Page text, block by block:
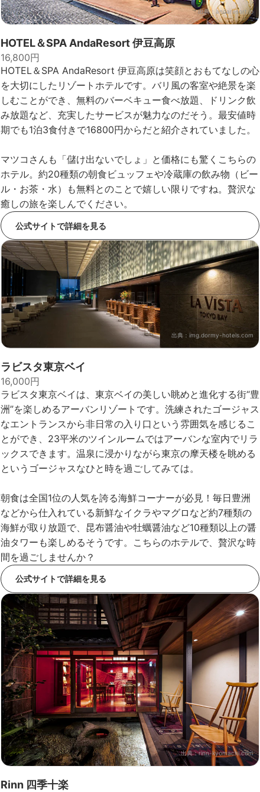
出典：andaresort.jp
HOTEL＆SPA AndaResort 伊豆高原
16,800円
HOTEL＆SPA AndaResort 伊豆高原は笑顔とおもてなしの心
を大切にしたリゾートホテルです。バリ風の客室や絶景を楽
しむことができ、無料のバーベキュー食べ放題、ドリンク飲
み放題など、充実したサービスが魅力なのだそう。最安値時
期でも1泊3食付きで16800円からだと紹介されていました。
マツコさんも「儲け出ないでしょ」と価格にも驚くこちらの
ホテル。約20種類の朝食ビュッフェや冷蔵庫の飲み物（ビー
ル・お茶・水）も無料とのことで嬉しい限りですね。贅沢な
癒しの旅を楽しんでください。
公式サイトで詳細を見る
出典： img.dormy-hotels.com
ラビスタ東京ベイ
16,000円
ラビスタ東京ベイは、東京ベイの美しい眺めと進化する街“豊
洲”を楽しめるアーバンリゾートです。洗練されたゴージャス
なエントランスから非日常の入り口という雰囲気を感じるこ
とができ、23平米のツインルームではアーバンな室内でリラ
ックスできます。温泉に浸かりながら東京の摩天楼を眺める
というゴージャスなひと時を過ごしてみては。
朝食は全国1位の人気を誇る海鮮コーナーが必見！毎日豊洲
などから仕入れている新鮮なイクラやマグロなど約7種類の
海鮮が取り放題で、昆布醤油や牡蠣醤油など10種類以上の醤
油タワーも楽しめるそうです。こちらのホテルで、贅沢な時
間を過ごしませんか？
公式サイトで詳細を見る
出典：rinn-kyomachi.com
Rinn 四季十楽